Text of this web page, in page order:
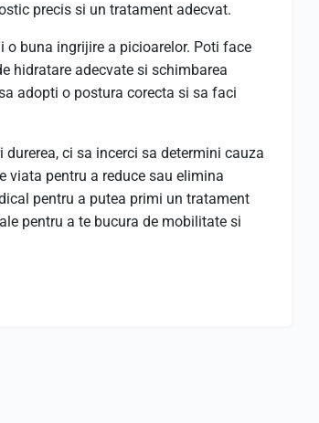
precis si un tratament adecvat.
o buna ingrijire a picioarelor. Poti face
hidratare adecvate si schimbarea
adopti o postura corecta si sa faci
ci sa incerci sa determini cauza
viata pentru a reduce sau elimina
pentru a putea primi un tratament
pentru a te bucura de mobilitate si